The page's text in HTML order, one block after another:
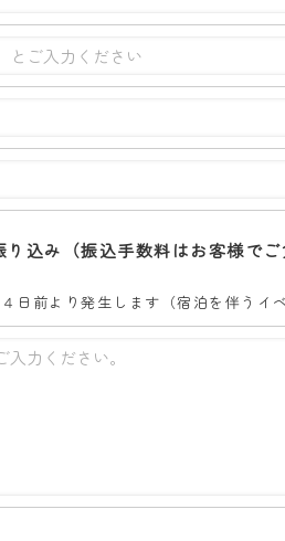
り込み（振込手数料はお客様でご
日前より発生します（宿泊を伴うイ